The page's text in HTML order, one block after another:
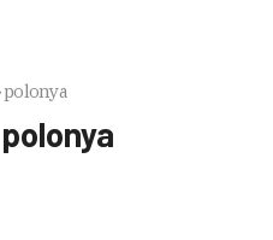
polonya
polonya